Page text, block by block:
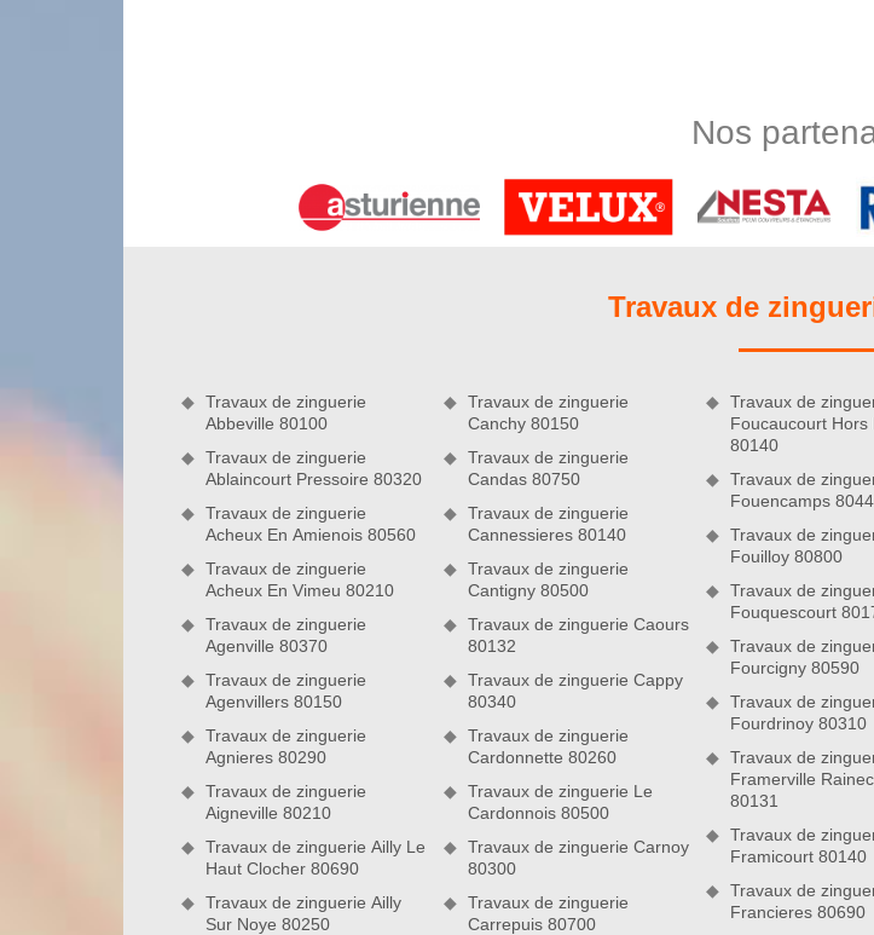
zinguerie de nos clients, notre société dispose d’une équipe de couvreurs zingueurs certifiés,
des prestations de qualité et de réaliser des travaux suivant les règles de l’art. Confiez-
Les services que nous proposons en matière de zinguerie
savoir que les éléments de zinguerie, à savoir les gouttières, les chéneaux, les planches de
verrières, les fenêtres de toit ou les entourages de cheminées, assurent un renforcement de
toiture. Sachez que notre entreprise est apte à réaliser des travaux de zinguerie dans un total
Faites poser vos gouttières par notre équipe de couvreurs zingueurs
En tant que professionnel en zinguerie, l’entreprise de couverture Nord Artois est
prestations de pose de gouttières. Notez que vos gouttières sont là pour canaliser les eaux
leur bon écoulement. Si vous nous engagez pour installer vos gouttières, nous pouvons
type de gouttière adapté à la forme de votre toiture et le matériau de gouttière
d’urbanisme de votre quartier, au style architectural de votre maison ainsi qu’aux conditions
Nos
Travaux de
Travaux de zinguerie
Abbeville 80100
Travaux de zinguerie
Ablaincourt Pressoire 80320
Travaux de zinguerie
Acheux En Amienois 80560
Travaux de zinguerie
Acheux En Vimeu 80210
Travaux de zinguerie
Agenville 80370
Travaux de zinguerie
Agenvillers 80150
Travaux de zinguerie
Agnieres 80290
Travaux de zinguerie
Aigneville 80210
Travaux de zinguerie Ailly Le
Haut Clocher 80690
Travaux de zinguerie Ailly
Sur Noye 80250
Travaux de zinguerie
Canchy 80150
Travaux de zinguerie
Candas 80750
Travaux de zinguerie
Cannessieres 80140
Travaux de zinguerie
Cantigny 80500
Travaux de zinguerie Caours
80132
Travaux de zinguerie Cappy
80340
Travaux de zinguerie
Cardonnette 80260
Travaux de zinguerie Le
Cardonnois 80500
Travaux de zinguerie Carnoy
80300
Travaux de zinguerie
Carrepuis 80700
Travaux de
Foucaucourt Hors
80140
Travaux de
Fouencamps
Travaux de
Fouilloy 80800
Travaux de
Fouquescourt
Travaux de
Fourcigny 80590
Travaux de
Fourdrinoy 80310
Travaux de
Framerville
80131
Travaux de
Framicourt 80140
Travaux de
Francieres 80690